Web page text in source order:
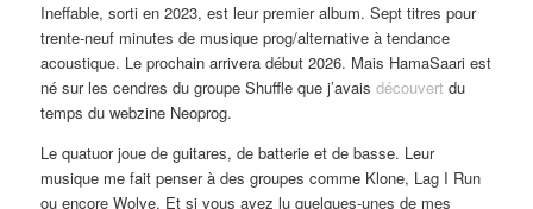
Ineffable, sorti en 2023, est leur premier album. Sept titres pour
trente-neuf minutes de musique prog/alternative à tendance
acoustique. Le prochain arrivera début 2026. Mais HamaSaari est
né sur les cendres du groupe Shuffle que j’avaisdécouvert du
temps du webzine Neoprog.
Le quatuor joue de guitares, de batterie et de basse. Leur
musique me fait penser à des groupes comme Klone, Lag I Run
ou encore Wolve. Et si vous avez lu quelques-unes de mes